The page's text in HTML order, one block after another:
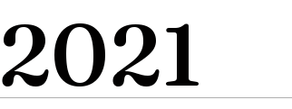
2021